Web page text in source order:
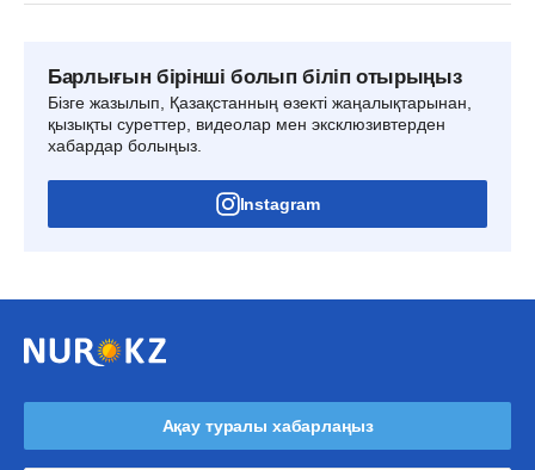
Барлығын бірінші болып біліп отырыңыз
Бізге жазылып, Қазақстанның өзекті жаңалықтарынан,
қызықты суреттер, видеолар мен эксклюзивтерден
хабардар болыңыз.
Instagram
Ақау туралы хабарлаңыз